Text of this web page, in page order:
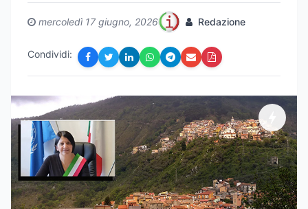
mercoledì 17 giugno, 2026 Redazione
Condividi: